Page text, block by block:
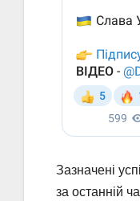
Зазначені
за останній